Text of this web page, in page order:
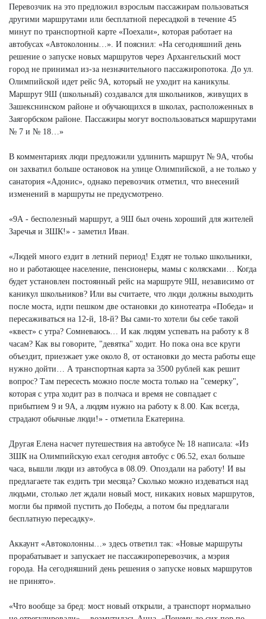
Перевозчик на это предложил взрослым пассажирам пользоваться
другими маршрутами или бесплатной пересадкой в течение 45
минут по транспортной карте «Поехали», которая работает на
автобусах «Автоколонны…». И пояснил: «На сегодняшний день
решение о запуске новых маршрутов через Архангельский мост
город не принимал из-за незначительного пассажиропотока. До ул.
Олимпийской идет рейс 9А, который не уходит на каникулы.
Маршрут 9Ш (школьный) создавался для школьников, живущих в
Зашекснинском районе и обучающихся в школах, расположенных в
Заягорбском районе. Пассажиры могут воспользоваться маршрутами
№ 7 и № 18…»
В комментариях люди предложили удлинить маршрут № 9А, чтобы
он захватил больше остановок на улице Олимпийской, а не только у
санатория «Адонис», однако перевозчик отметил, что внесений
изменений в маршруты не предусмотрено.
«9А - бесполезный маршрут, а 9Ш был очень хороший для жителей
Заречья и ЗШК!» - заметил Иван.
«Людей много ездит в летний период! Ездят не только школьники,
но и работающее население, пенсионеры, мамы с колясками… Когда
будет установлен постоянный рейс на маршруте 9Ш, независимо от
каникул школьников? Или вы считаете, что люди должны выходить
после моста, идти пешком две остановки до кинотеатра «Победа» и
пересаживаться на 12-й, 18-й? Вы сами-то хотели бы себе такой
«квест» с утра? Сомневаюсь… И как людям успевать на работу к 8
часам? Как вы говорите, "девятка" ходит. Но пока она все круги
объездит, приезжает уже около 8, от остановки до места работы еще
нужно дойти… А транспортная карта за 3500 рублей как решит
вопрос? Там пересесть можно после моста только на "семерку",
которая с утра ходит раз в полчаса и время не совпадает с
прибытием 9 и 9А, а людям нужно на работу к 8.00. Как всегда,
страдают обычные люди!» - отметила Екатерина.
Другая Елена насчет путешествия на автобусе № 18 написала: «Из
ЗШК на Олимпийскую ехал сегодня автобус с 06.52, ехал больше
часа, вышли люди из автобуса в 08.09. Опоздали на работу! И вы
предлагаете так ездить три месяца? Сколько можно издеваться над
людьми, столько лет ждали новый мост, никаких новых маршрутов,
могли бы прямой пустить до Победы, а потом бы предлагали
бесплатную пересадку».
Аккаунт «Автоколонны…» здесь ответил так: «Новые маршруты
прорабатывает и запускает не пассажироперевозчик, а мэрия
города. На сегодняшний день решения о запуске новых маршрутов
не принято».
«Что вообще за бред: мост новый открыли, а транспорт нормально